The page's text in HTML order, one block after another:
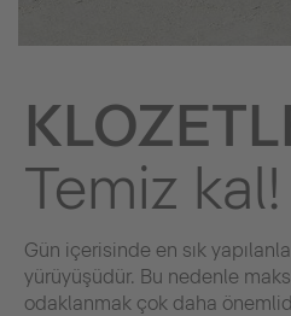
Temiz kal!
Gün içerisinde en sık
yürüyüşüdür. Bu nedenle
odaklanmak çok daha